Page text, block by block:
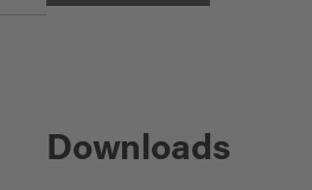
Downloads